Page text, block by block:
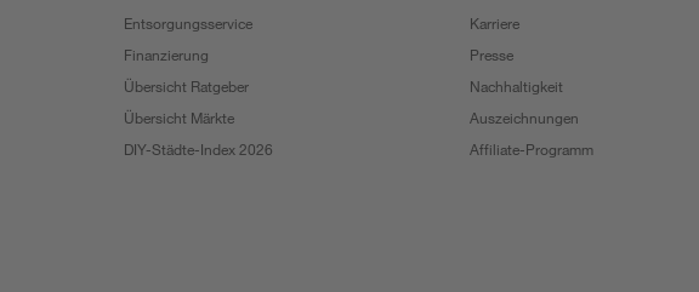
Entsorgungsservice
Finanzierung
Übersicht Ratgeber
Übersicht Märkte
DIY-Städte-Index 2026
Karriere
Presse
Nachhaltigkeit
Auszeichnungen
Affiliate-Programm